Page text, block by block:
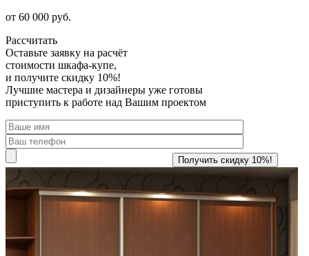
от 60 000 руб.
Рассчитать
Оставьте заявку на расчёт
стоимости шкафа-купе,
и получите скидку 10%!
Лучшие мастера и дизайнеры уже готовы
приступить к работе над Вашим проектом